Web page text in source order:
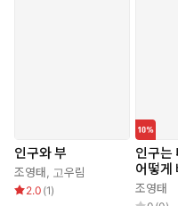
인구와 부
조영태, 고우림
2.0 (1)
인구는
어떻게
조영태